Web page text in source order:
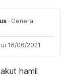
· General
16/06/2021
hamil